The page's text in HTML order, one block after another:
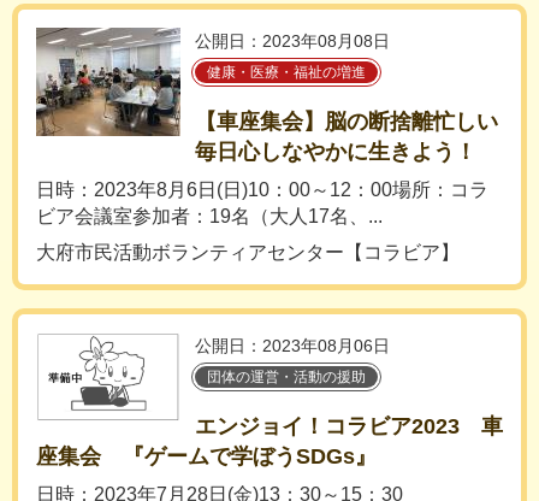
公開日：2023年08月08日
健康・医療・福祉の増進
【車座集会】脳の断捨離忙しい
毎日心しなやかに生きよう！
日時：2023年8月6日(日)10：00～12：00場所：コラ
ビア会議室参加者：19名（大人17名、...
大府市民活動ボランティアセンター【コラビア】
公開日：2023年08月06日
団体の運営・活動の援助
エンジョイ！コラビア2023 車
座集会 『ゲームで学ぼうSDGs』
日時：2023年7月28日(金)13：30～15：30